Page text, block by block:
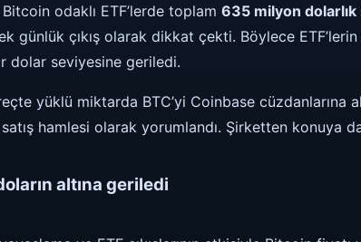
odaklı ETF’lerde toplam 635 milyon dolarlık
günlük çıkış olarak dikkat çekti. Böylece
dolar seviyesine geriledi.
yüklü miktarda BTC’yi Coinbase cüzdanlarına
hamlesi olarak yorumlandı. Şirketten konuya
altına geriledi